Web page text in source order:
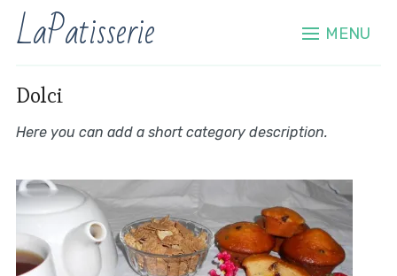
LaPatisserie MENU
Dolci
Here you can add a short category description.